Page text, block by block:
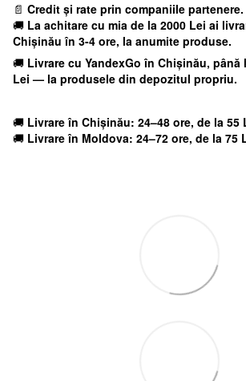
📄 Credit și rate prin companiile partenere.
🚚 La achitare cu mia de la 2000 Lei ai
Chișinău în 3-4 ore, la anumite produse.
🚚 Livrare cu YandexGo în Chișinău, până
Lei — la produsele din depozitul propriu.
🚚 Livrare în Chișinău: 24–48 ore, de la 55
🚚 Livrare în Moldova: 24–72 ore, de la 75